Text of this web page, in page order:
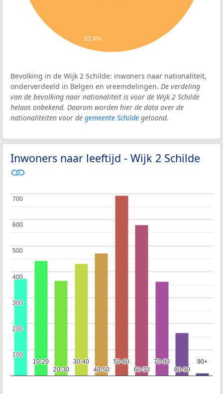
92,4%
Bevolking in de Wijk 2 Schilde: inwoners naar nationaliteit,
onderverdeeld in Belgen en vreemdelingen. De verdeling
van de bevolking naar nationaliteit is voor de Wijk 2 Schilde
helaas onbekend. Daarom worden hier de data over de
nationaliteiten voor de gemeente Schilde getoond.
Inwoners naar leeftijd - Wijk 2 Schilde
10-20
10-20
20-30
20-30
30-40
30-40
40-50
40-50
50-60
50-60
60-70
60-70
70-80
70-80
80-90
80-90
90+
90+
100
100
200
200
300
300
400
400
500
500
600
600
700
700